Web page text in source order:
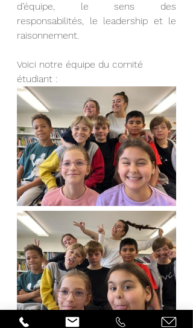
d’équipe, le sens des
responsabilités, le leadership et le
raisonnement.
Voici notre équipe du comité
étudiant :